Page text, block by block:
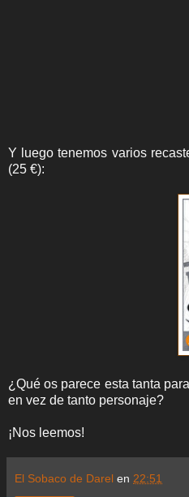
Y luego tenemos varios
(25 €):
¿Qué os parece esta tanta
en vez de tanto personaje?
¡Nos leemos!
El Sobaco de Darel en 22:51